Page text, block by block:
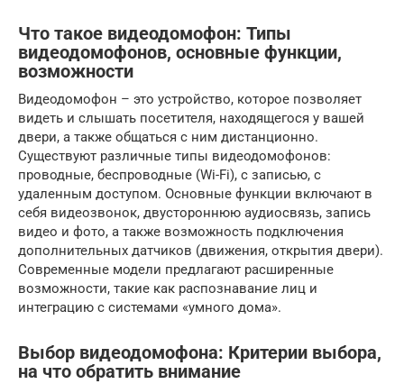
Что такое видеодомофон: Типы
видеодомофонов, основные функции,
возможности
Видеодомофон – это устройство, которое позволяет
видеть и слышать посетителя, находящегося у вашей
двери, а также общаться с ним дистанционно.
Существуют различные типы видеодомофонов:
проводные, беспроводные (Wi-Fi), с записью, с
удаленным доступом. Основные функции включают в
себя видеозвонок, двустороннюю аудиосвязь, запись
видео и фото, а также возможность подключения
дополнительных датчиков (движения, открытия двери).
Современные модели предлагают расширенные
возможности, такие как распознавание лиц и
интеграцию с системами «умного дома».
Выбор видеодомофона: Критерии выбора,
на что обратить внимание